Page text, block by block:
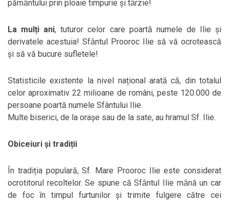
pămȃntului prin ploaie timpurie și tȃrzie!
La mulți ani, tuturor celor care poartă numele de Ilie și
derivatele acestuia! Sfȃntul Prooroc Ilie să vă ocrotească
și să vă bucure sufletele!
Statisticile existente la nivel național arată că, din totalul
celor aproximativ 22 milioane de români, peste 120.000 de
persoane poartă numele Sfântului Ilie.
Multe biserici, de la orașe sau de la sate, au hramul Sf. Ilie.
Obiceiuri și tradiții
În tradiția populară, Sf. Mare Prooroc Ilie este considerat
ocrotitorul recoltelor. Se spune că Sfȃntul Ilie mȃnă un car
de foc ȋn timpul furtunilor și trimite fulgere către cei